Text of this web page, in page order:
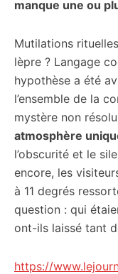
manque une ou
Mutilations
lèpre ? Langage
hypothèse a été
l’ensemble de la
mystère non
atmosphère
l’obscurité et le
encore, les
à 11 degrés
question : qui
ont-ils laissé tant
https://